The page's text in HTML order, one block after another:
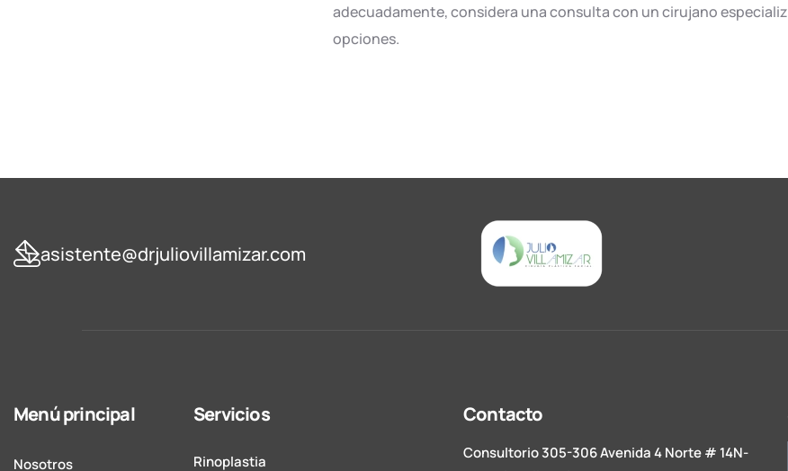
adecuadamente, considera una consulta con un cirujano
opciones.
asistente@drjuliovillamizar.com
Menú principal
Nosotros
Servicios
Rinoplastia
Contacto
Consultorio 305-306 Avenida 4 Norte # 14N-